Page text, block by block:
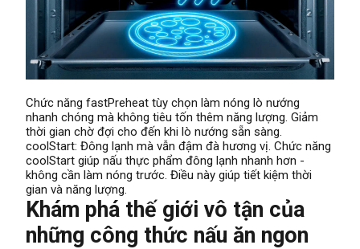
Chức năng fastPreheat tùy chọn làm nóng lò nướng
nhanh chóng mà không tiêu tốn thêm năng lượng. Giảm
thời gian chờ đợi cho đến khi lò nướng sẵn sàng.
coolStart: Đông lạnh mà vẫn đậm đà hương vị. Chức năng
coolStart giúp nấu thực phẩm đông lạnh nhanh hơn -
không cần làm nóng trước. Điều này giúp tiết kiệm thời
gian và năng lượng.
Khám phá thế giới vô tận của
những công thức nấu ăn ngon